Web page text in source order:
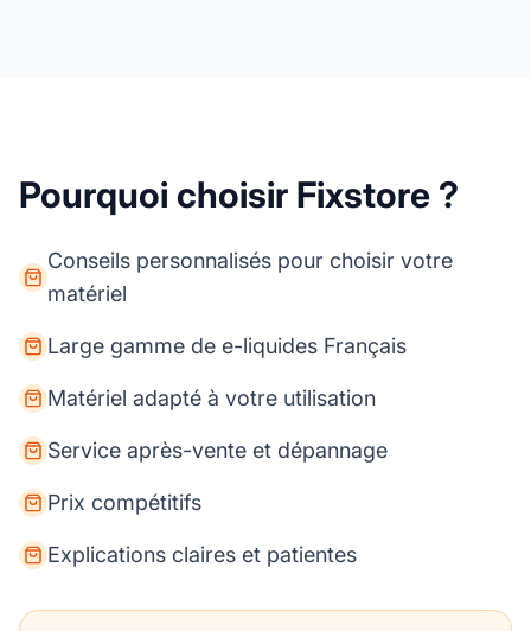
Pourquoi choisir Fixstore ?
Conseils personnalisés pour choisir votre
matériel
Large gamme de e-liquides Français
Matériel adapté à votre utilisation
Service après-vente et dépannage
Prix compétitifs
Explications claires et patientes